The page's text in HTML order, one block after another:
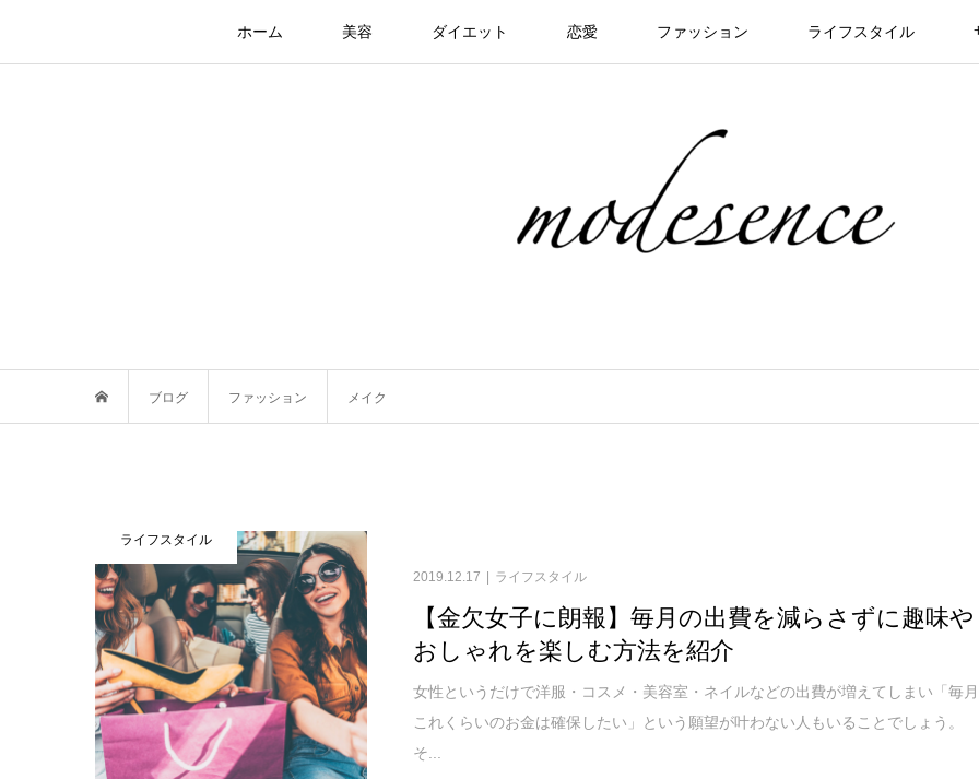
ホーム 美容 ダイエット 恋愛 ファッション ライフスタイル
ブログ ファッション メイク
ライフスタイル
2019.12.17 ライフスタイル
【金欠女子に朗報】毎月の出費を減らさずに趣味や
おしゃれを楽しむ方法を紹介
女性というだけで洋服・コスメ・美容室・ネイルなどの出費が増えてしまい「毎月
これくらいのお金は確保したい」という願望が叶わない人もいることでしょう。
そ...